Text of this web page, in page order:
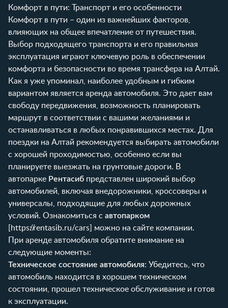
Комфорт в пути: Транспорт и его особенности
Комфорт в пути – один из важнейших факторов,
влияющих на общее впечатление от путешествия.
Выбор подходящего транспорта и его правильная
эксплуатация играют ключевую роль в обеспечении
комфорта и безопасности во время трансфера на Алтай.
Как я уже упоминал, наиболее удобным и гибким
вариантом является аренда автомобиля. Это дает вам
свободу передвижения, возможность планировать
маршрут в соответствии с вашими желаниями и
останавливаться в любых понравившихся местах. Для
поездки на Алтай рекомендуется выбирать автомобили
с хорошей проходимостью, особенно если вы
планируете выезжать на грунтовые дороги. В
автопарке Рентасиб представлен широкий выбор
автомобилей, включая внедорожники, кроссоверы и
универсалы, подходящие для любых дорожных
условий. Ознакомиться с автопарком
https://rentasib.ru/cars ] можно на сайте компании.
При аренде автомобиля обратите внимание на
следующие моменты:
Техническое состояние автомобиля: Убедитесь, что
автомобиль находится в хорошем техническом
состоянии, прошел техническое обслуживание и готов
к эксплуатации.